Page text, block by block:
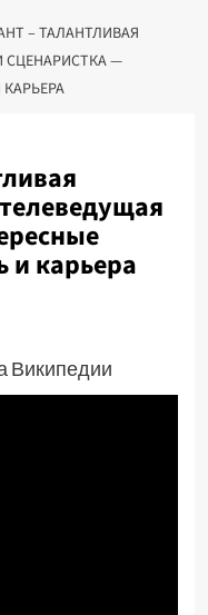
– ТАЛАНТЛИВАЯ
СЦЕНАРИСТКА —
карьера